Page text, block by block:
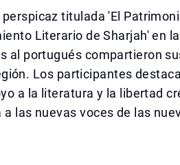
titulada 'El
Literario de Sharjah' en
al portugués compartieron
Los participantes
a la literatura y la libertad
las nuevas voces de las